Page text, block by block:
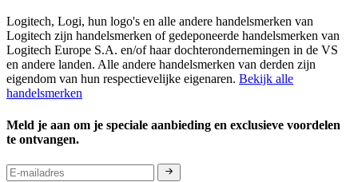
Logitech, Logi, hun logo's en alle andere handelsmerken van
Logitech zijn handelsmerken of gedeponeerde handelsmerken van
Logitech Europe S.A. en/of haar dochterondernemingen in de VS
en andere landen. Alle andere handelsmerken van derden zijn
eigendom van hun respectievelijke eigenaren. Bekijk alle
handelsmerken
Meld je aan om je speciale aanbieding en exclusieve voordelen
te ontvangen.